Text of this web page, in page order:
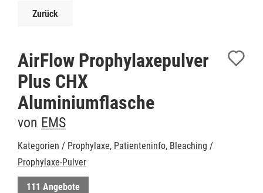
Zurück
AirFlow Prophylaxepulver
Plus CHX
Aluminiumflasche
von EMS
Kategorien / Prophylaxe, Patienteninfo, Bleaching /
Prophylaxe-Pulver
111 Angebote